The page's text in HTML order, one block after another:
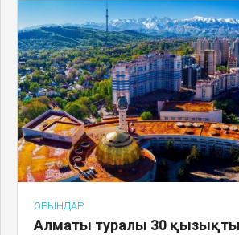
ОРЫНДАР
Алматы туралы 30 қызықты